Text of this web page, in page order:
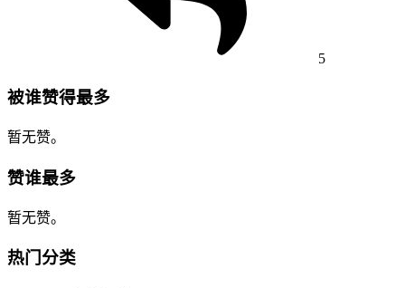
5
被谁赞得最多
暂无赞。
赞谁最多
暂无赞。
热门分类